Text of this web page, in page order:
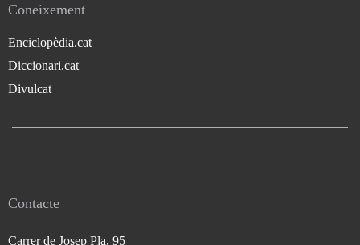
Coneixement
Enciclopèdia.cat
Diccionari.cat
Divulcat
Contacte
Carrer de Josep Pla, 95